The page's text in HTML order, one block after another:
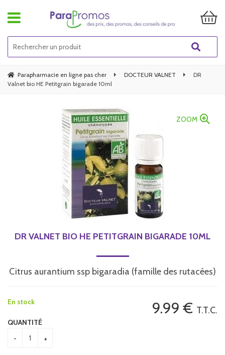
Parapharmacie en ligne pas cher DOCTEUR VALNET
DR
Valnet bio HE Petitgrain bigarade 10ml
ZOOM
DR VALNET BIO HE PETITGRAIN BIGARADE 10ML
Citrus aurantium ssp bigaradia (famille des rutacées)
9.99 € T.T.C.
En stock
QUANTITÉ